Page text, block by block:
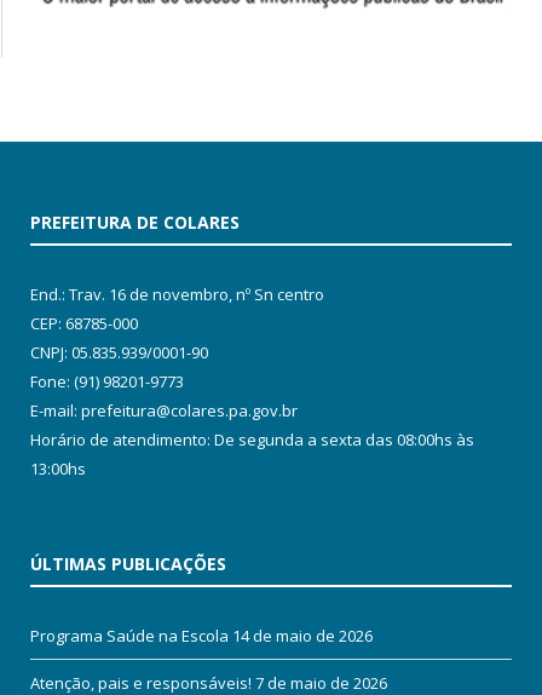
PREFEITURA DE COLARES
End.: Trav. 16 de novembro, nº Sn centro
CEP: 68785-000
CNPJ: 05.835.939/0001-90
Fone: (91) 98201-9773
E-mail: prefeitura@colares.pa.gov.br
Horário de atendimento: De segunda a sexta das 08:00hs às
13:00hs
ÚLTIMAS PUBLICAÇÕES
Programa Saúde na Escola 14 de maio de 2026
Atenção, pais e responsáveis! 7 de maio de 2026